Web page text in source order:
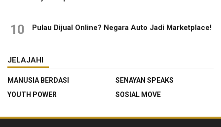
10 Pulau Dijual Online? Negara Auto Jadi Marketplace!
JELAJAHI
MANUSIA BERDASI
SENAYAN SPEAKS
YOUTH POWER
SOSIAL MOVE